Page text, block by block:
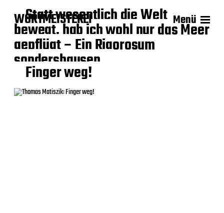
WORTMEISTEREI Menü
Statt wesentlich die Welt
bewegt, hab ich wohl nur das Meer
gepflügt – Ein Rigorosum
sondershausen
Finger weg!